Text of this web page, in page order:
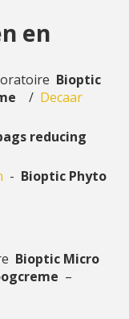
en
Bioptic
/ Decaar
reducing
- Bioptic Phyto
Bioptic Micro
–